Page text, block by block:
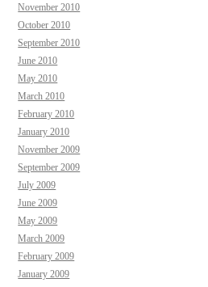
November 2010
October 2010
September 2010
June 2010
May 2010
March 2010
February 2010
January 2010
November 2009
September 2009
July 2009
June 2009
May 2009
March 2009
February 2009
January 2009